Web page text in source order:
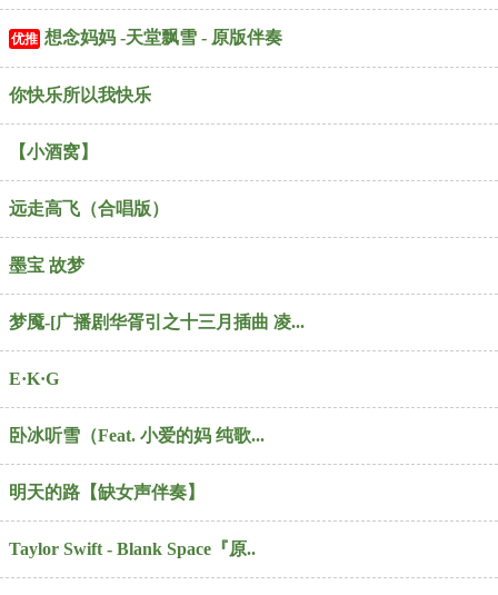
优推 想念妈妈 -天堂飘雪 - 原版伴奏
你快乐所以我快乐
【小酒窝】
远走高飞（合唱版）
墨宝 故梦
梦魇-[广播剧华胥引之十三月插曲 凌...
E·K·G
卧冰听雪（Feat. 小爱的妈 纯歌...
明天的路【缺女声伴奏】
Taylor Swift - Blank Space『原..